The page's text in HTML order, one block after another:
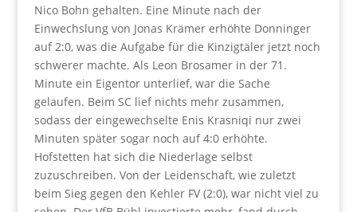
Nico Bohn gehalten. Eine Minute nach der
Einwechslung von Jonas Krämer erhöhte Donninger
auf 2:0, was die Aufgabe für die Kinzigtäler jetzt noch
schwerer machte. Als Leon Brosamer in der 71.
Minute ein Eigentor unterlief, war die Sache
gelaufen. Beim SC lief nichts mehr zusammen,
sodass der eingewechselte Enis Krasniqi nur zwei
Minuten später sogar noch auf 4:0 erhöhte.
Hofstetten hat sich die Niederlage selbst
zuzuschreiben. Von der Leidenschaft, wie zuletzt
beim Sieg gegen den Kehler FV (2:0), war nicht viel zu